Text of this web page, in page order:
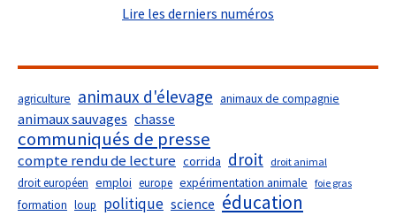
Lire les derniers numéros
agriculture animaux d'élevage animaux de compagnie
animaux sauvages chasse
communiqués de presse
compte rendu de lecture corrida droit droit animal
droit européen emploi europe expérimentation animale foie gras
formation loup politique science éducation